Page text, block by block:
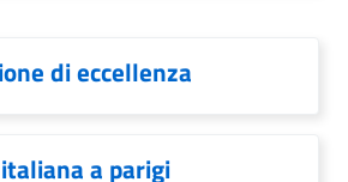
di eccellenza
a parigi